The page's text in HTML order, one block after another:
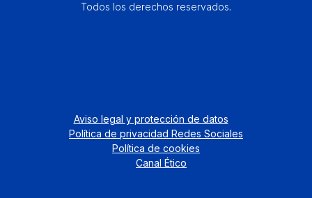
Todos los derechos reservados.
Aviso legal y protección de datos
Política de privacidad Redes Sociales
Política de cookies
Canal Ético